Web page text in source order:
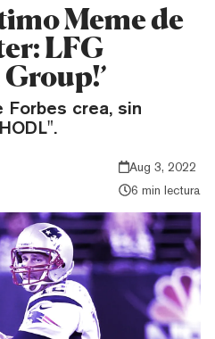
Meme de
LFG
Forbes crea, sin
Aug 3, 2022
6 min lectura